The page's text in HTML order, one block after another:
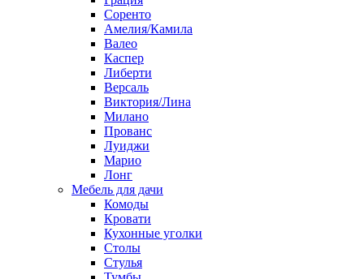
Соренто
Амелия/Камила
Валео
Каспер
Либерти
Версаль
Виктория/Лина
Милано
Прованс
Луиджи
Марио
Лонг
Мебель для дачи
Комоды
Кровати
Кухонные уголки
Столы
Стулья